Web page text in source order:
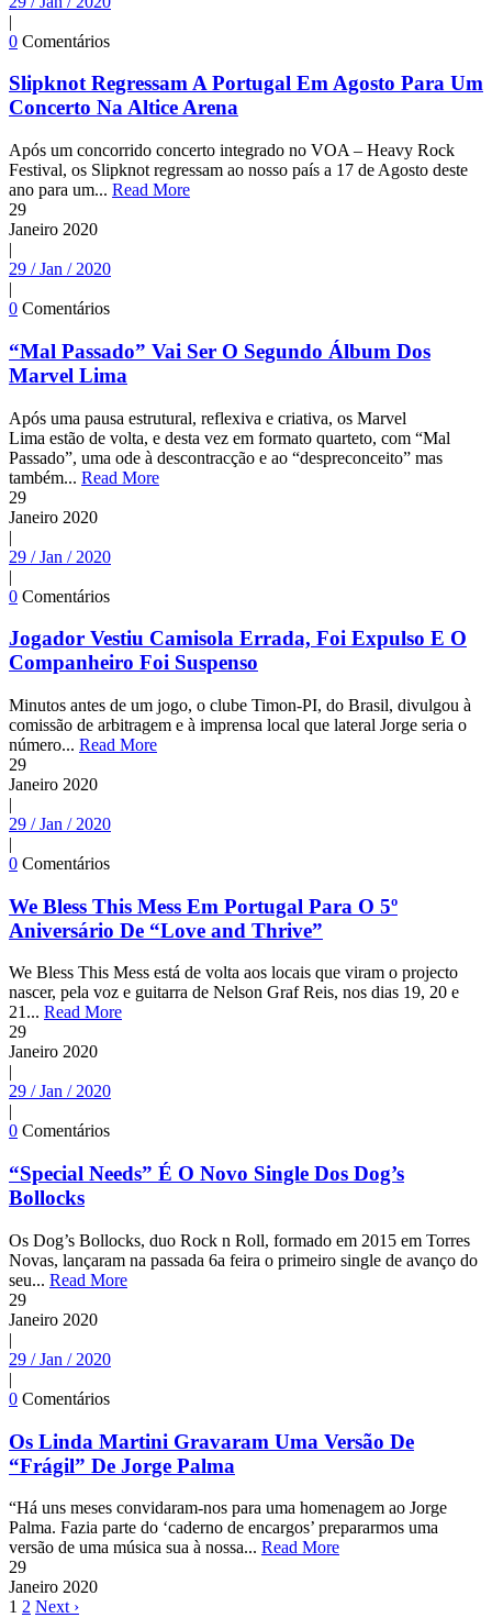
|
0 Comentários
Slipknot Regressam A Portugal Em Agosto Para Um
Concerto Na Altice Arena
Após um concorrido concerto integrado no VOA – Heavy Rock
Festival, os Slipknot regressam ao nosso país a 17 de Agosto deste
ano para um... Read More
29
Janeiro 2020
|
29 / Jan / 2020
|
0 Comentários
“Mal Passado” Vai Ser O Segundo Álbum Dos
Marvel Lima
Após uma pausa estrutural, reflexiva e criativa, os Marvel
Lima estão de volta, e desta vez em formato quarteto, com “Mal
Passado”, uma ode à descontracção e ao “despreconceito” mas
também... Read More
29
Janeiro 2020
|
29 / Jan / 2020
|
0 Comentários
Jogador Vestiu Camisola Errada, Foi Expulso E O
Companheiro Foi Suspenso
Minutos antes de um jogo, o clube Timon-PI, do Brasil, divulgou à
comissão de arbitragem e à imprensa local que lateral Jorge seria o
número... Read More
29
Janeiro 2020
|
29 / Jan / 2020
|
0 Comentários
We Bless This Mess Em Portugal Para O 5º
Aniversário De “Love and Thrive”
We Bless This Mess está de volta aos locais que viram o projecto
nascer, pela voz e guitarra de Nelson Graf Reis, nos dias 19, 20 e
21... Read More
29
Janeiro 2020
|
29 / Jan / 2020
|
0 Comentários
“Special Needs” É O Novo Single Dos Dog’s
Bollocks
Os Dog’s Bollocks, duo Rock n Roll, formado em 2015 em Torres
Novas, lançaram na passada 6a feira o primeiro single de avanço do
seu... Read More
29
Janeiro 2020
|
29 / Jan / 2020
|
0 Comentários
Os Linda Martini Gravaram Uma Versão De
“Frágil” De Jorge Palma
“Há uns meses convidaram-nos para uma homenagem ao Jorge
Palma. Fazia parte do ‘caderno de encargos’ prepararmos uma
versão de uma música sua à nossa... Read More
29
Janeiro 2020
1 2 Next ›